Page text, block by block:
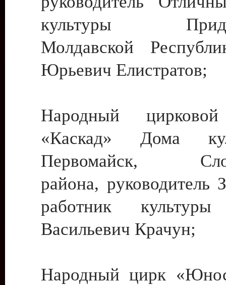
культуры
Молдавской
Юрьевич Елистратов;
Народный цирковой
«Каскад» Дома
Первомайск,
района, руководитель
работник культуры
Васильевич Крачун;
Народный цирк